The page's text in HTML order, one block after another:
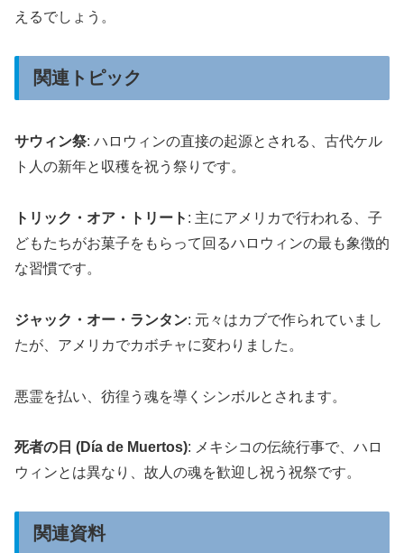
えるでしょう。
関連トピック
サウィン祭: ハロウィンの直接の起源とされる、古代ケル
ト人の新年と収穫を祝う祭りです。
トリック・オア・トリート : 主にアメリカで行われる、子
どもたちがお菓子をもらって回るハロウィンの最も象徴的
な習慣です。
ジャック・オー・ランタン: 元々はカブで作られていまし
たが、アメリカでカボチャに変わりました。
悪霊を払い、彷徨う魂を導くシンボルとされます。
死者の日 (Día de Muertos): メキシコの伝統行事で、ハロ
ウィンとは異なり、故人の魂を歓迎し祝う祝祭です。
関連資料